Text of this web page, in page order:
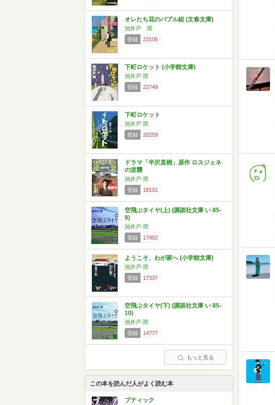
オレたち花のバブル組 (文春文庫)
池井戸 潤
登録
23105
下町ロケット (小学館文庫)
池井戸 潤
登録
22749
下町ロケット
池井戸 潤
登録
22259
ドラマ「半沢直樹」原作 ロスジェネ
の逆襲
池井戸 潤
登録
18101
空飛ぶタイヤ(上) (講談社文庫 い 85-
9)
池井戸 潤
登録
17902
ようこそ、わが家へ (小学館文庫)
池井戸 潤
登録
17337
空飛ぶタイヤ(下) (講談社文庫 い 85-
10)
池井戸 潤
登録
14777
もっと見る
この本を読んだ人がよく読む本
ブティック